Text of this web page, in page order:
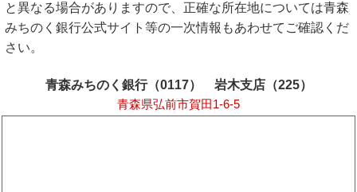
と異なる場合がありますので、正確な所在地については青森
みちのく銀行公式サイト等の一次情報もあわせてご確認くだ
さい。
青森みちのく銀行（0117） 岩木支店（225）
青森県弘前市賀田1-6-5